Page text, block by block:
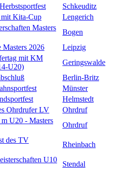
Schkeuditz
mit Kita-Cup
Lengerich
Masters
Bogen
Masters 2026
Leipzig
mit KM
U20)
Geringswalde
Berlin-Britz
Münster
Helmstedt
Ohrdrufer LV
Ohrdruf
U20 - Masters
Ohrdruf
des TV
Rheinbach
U10
Stendal